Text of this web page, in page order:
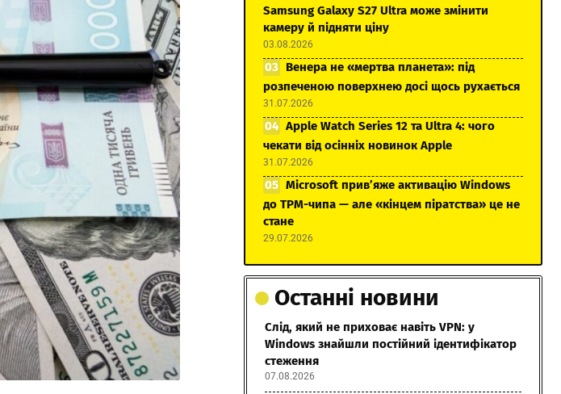
Samsung Galaxy S27 Ultra може змінити
камеру й підняти ціну
03.08.2026
Венера не «мертва планета»: під
розпеченою поверхнею досі щось рухається
31.07.2026
Apple Watch Series 12 та Ultra 4: чого
чекати від осінніх новинок Apple
31.07.2026
Microsoft прив’яже активацію Windows
до TPM-чипа — але «кінцем піратства» це не
стане
29.07.2026
Останні новини
Слід, який не приховає навіть VPN: у
Windows знайшли постійний ідентифікатор
стеження
07.08.2026